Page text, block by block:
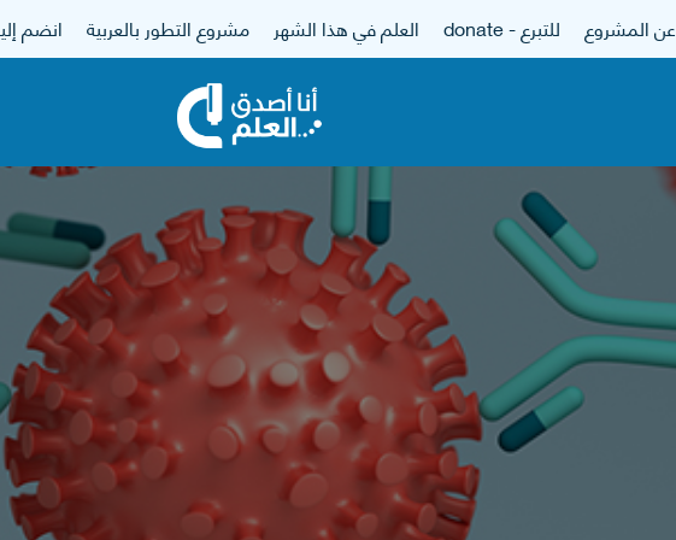
عن المشروع للتبرع - donate العلم في هذا الشهر مشروع التطور بالعربية انضم